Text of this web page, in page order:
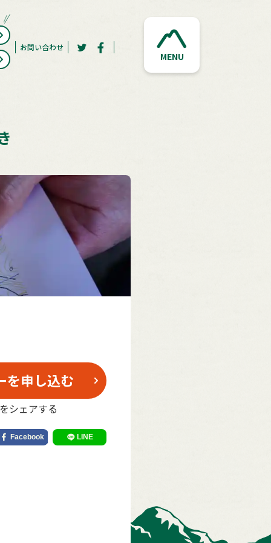
お問い合わせ
MENU
を申し込む
シェアする